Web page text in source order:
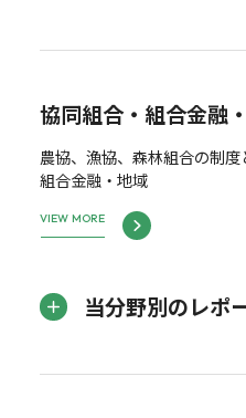
協同組合・組合金融
農協、漁協、森林組合の制
組合金融・地域
VIEW MORE
当分野別のレポ